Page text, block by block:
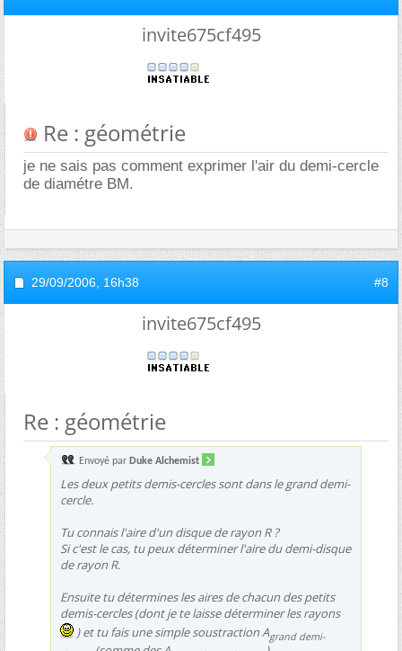
invite675cf495
Re : géométrie
je ne sais pas comment exprimer l'air du demi-cercle
de diamétre BM.
29/09/2006, 16h38 #8
invite675cf495
Re : géométrie
Envoyé par Duke Alchemist
Les deux petits demis-cercles sont dans le grand demi-
cercle.
Tu connais l'aire d'un disque de rayon R ?
Si c'est le cas, tu peux déterminer l'aire du demi-disque
de rayon R.
Ensuite tu détermines les aires de chacun des petits
demis-cercles (dont je te laisse déterminer les rayons
) et tu fais une simple soustraction Agrand demi-